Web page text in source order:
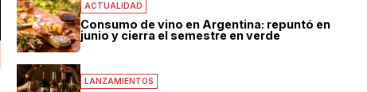
ACTUALIDAD
Consumo de vino en Argentina: repuntó en
junio y cierra el semestre en verde
LANZAMIENTOS